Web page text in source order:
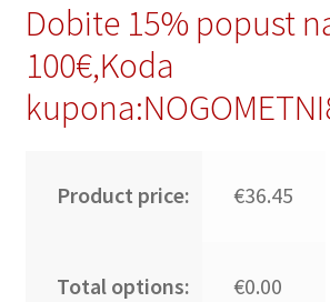
Dobite 15% popust
100€,Koda
Product price: €36.45
Total options: €0.00